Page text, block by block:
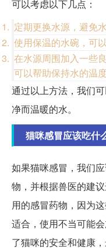
可以考虑以下几点：
定期更换水源，避免
使用保温的水碗，可
在水源周围加入一些
可以帮助保持水的温度
通过以上方法，我们
净而温暖的水。
猫咪感冒应该吃什
如果猫咪感冒，我们
物，并根据兽医的建
用的感冒药物，因为
适合，使用不当可能
了猫咪的安全和健康